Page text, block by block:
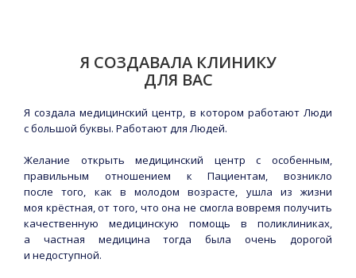
Я СОЗДАВАЛА КЛИНИКУ
ДЛЯ ВАС
Я создала медицинский центр, в котором работают Люди
с большой буквы. Работают для Людей.
Желание открыть медицинский центр с особенным,
правильным отношением к Пациентам, возникло
после того, как в молодом возрасте, ушла из жизни
моя крёстная, от того, что она не смогла вовремя получить
качественную медицинскую помощь в поликлиниках,
а частная медицина тогда была очень дорогой
и недоступной.